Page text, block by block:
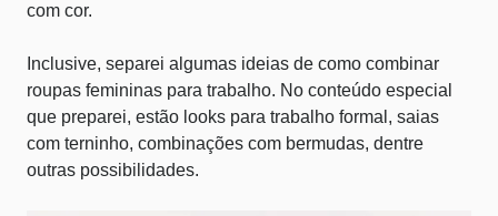
com cor.
Inclusive, separei algumas ideias de como combinar
roupas femininas para trabalho. No conteúdo especial
que preparei, estão looks para trabalho formal, saias
com terninho, combinações com bermudas, dentre
outras possibilidades.